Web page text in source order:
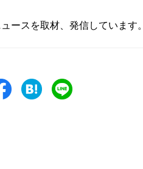
ースを取材、発信しています。